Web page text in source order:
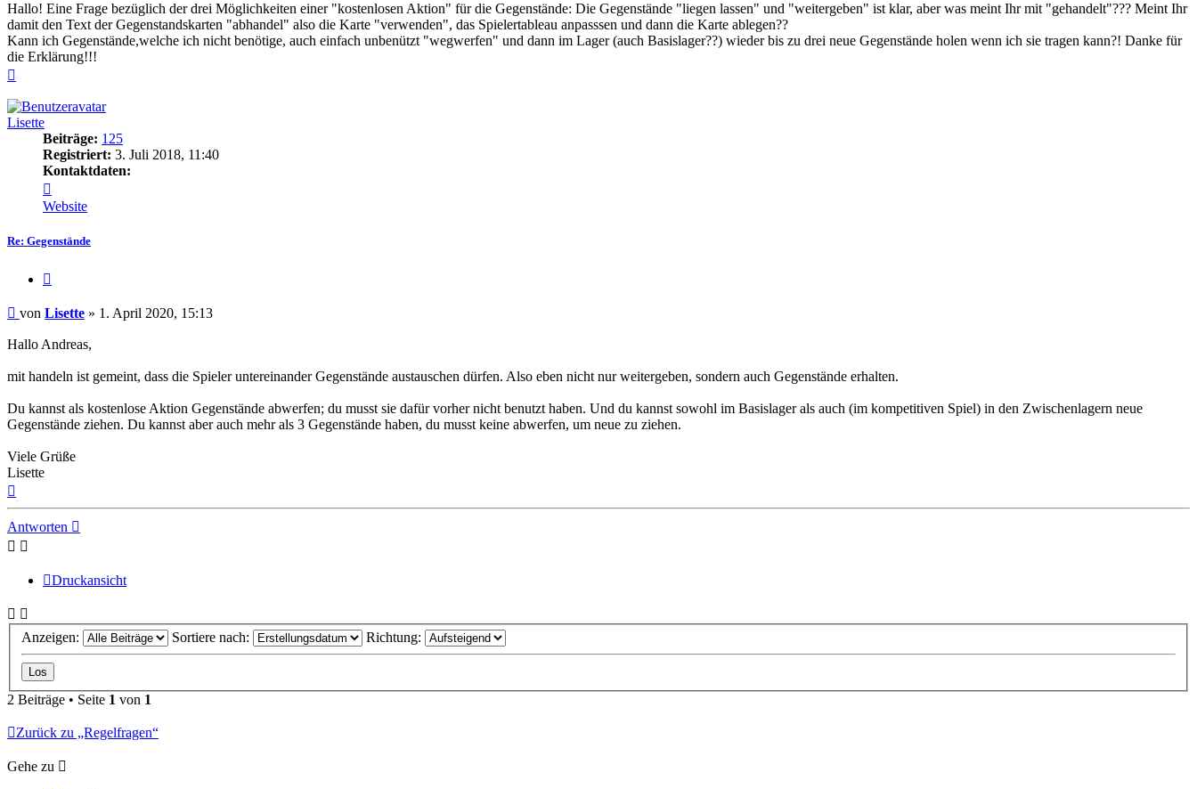
Hallo! Eine Frage bezüglich der drei Möglichkeiten einer "kostenlosen Aktion" für die Gegenstände: Die Gegenstände "liegen lassen" und "weitergeben" ist klar, aber was meint Ihr mit "gehandelt"??? Meint Ihr
damit den Text der Gegenstandskarten "abhandel" also die Karte "verwenden", das Spielertableau anpasssen und dann die Karte ablegen??
Kann ich Gegenstände,welche ich nicht benötige, auch einfach unbenützt "wegwerfen" und dann im Lager (auch Basislager??) wieder bis zu drei neue Gegenstände holen wenn ich sie tragen kann?! Danke für
die Erklärung!!!
Lisette
Beiträge: 125
Registriert: 3. Juli 2018, 11:40
Kontaktdaten:
von
Lisette
Website
Re: Gegenstände
Beitrag
von Lisette » 1. April 2020, 15:13
Hallo Andreas,
mit handeln ist gemeint, dass die Spieler untereinander Gegenstände austauschen dürfen. Also eben nicht nur weitergeben, sondern auch Gegenstände erhalten.
Du kannst als kostenlose Aktion Gegenstände abwerfen; du musst sie dafür vorher nicht benutzt haben. Und du kannst sowohl im Basislager als auch (im kompetitiven Spiel) in den Zwischenlagern neue
Gegenstände ziehen. Du kannst aber auch mehr als 3 Gegenstände haben, du musst keine abwerfen, um neue zu ziehen.
Viele Grüße
Lisette
Antworten
Druckansicht
Anzeigen: Sortiere nach: Richtung:
2 Beiträge • Seite 1 von 1
Zurück zu „Regelfragen“
Gehe zu